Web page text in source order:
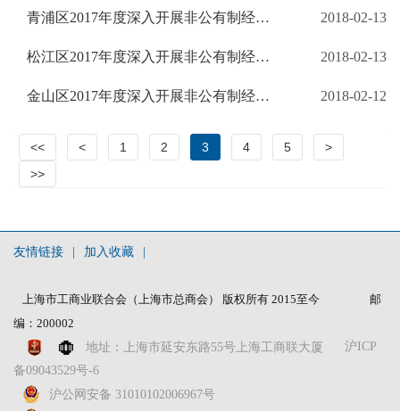
青浦区2017年度深入开展非公有制经济人士 理想信念教育实践活动阶段性工作总结 2018-02-13
松江区2017年度深入开展非公有制经济人士 理想信念教育实践活动阶段性工作总结 2018-02-13
金山区2017年度深入开展非公有制经济人士 理想信念教育实践活动阶段性工作总结 2018-02-12
<< < 1 2 3 4 5
>
>>
友情链接 加入收藏
上海市工商业联合会（上海市总商会） 版权所有 2015至今
邮
编：200002
地址：上海市延安东路55号上海工商联大厦
沪ICP
备09043529号-6
沪公网安备 31010102006967号